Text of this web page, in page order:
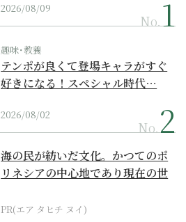
2026/08/09
No.
趣味･教養
テンポが良くて登場キャラがすぐ
好きになる！スペシャル時代…
2026/08/02
No.
海の民が紡いだ文化。かつてのポ
リネシアの中心地であり現在の世
PR(エア タヒチ ヌイ)